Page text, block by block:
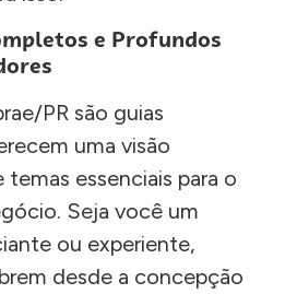
e Profundos
PR são guias
uma visão
essenciais para o
Seja você um
ou experiente,
desde a concepção